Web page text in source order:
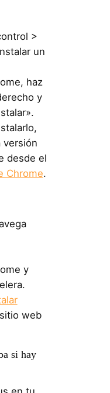
>
un
haz
y
versión
desde el
Chrome.
y
web
si hay